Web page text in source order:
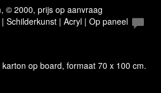
© 2000, prijs op aanvraag
Schilderkunst | Acryl | Op paneel
op board, formaat 70 x 100 cm.